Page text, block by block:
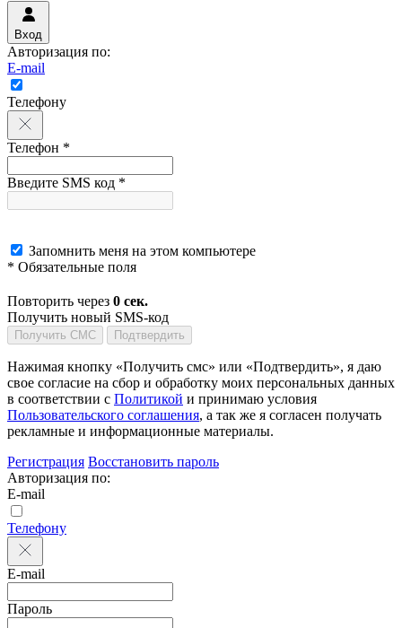
Вход
Авторизация по:
E-mail
Телефону
Телефон *
Введите SMS код *
Запомнить меня на этом компьютере
* Обязательные поля
Повторить через 0 сек.
Получить новый SMS-код
Получить СМС Подтвердить
Нажимая кнопку «Получить смс» или «Подтвердить», я даю
свое согласие на сбор и обработку моих персональных данных
в соответствии с Политикой и принимаю условия
Пользовательского соглашения, а так же я согласен получать
рекламные и информационные материалы.
Регистрация Восстановить пароль
Авторизация по:
E-mail
Телефону
E-mail
Пароль